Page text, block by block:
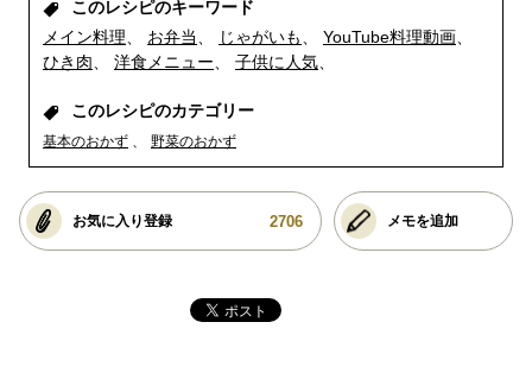
このレシピのキーワード
メイン料理
お弁当 じゃがいも
YouTube料理動画
ひき肉
洋食メニュー 子供に人気
このレシピのカテゴリー
基本のおかず 野菜のおかず
お気に入り登録 2706 メモを追加